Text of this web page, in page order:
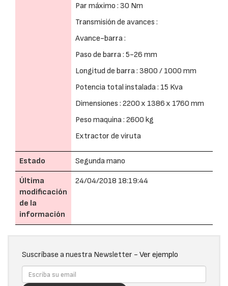
Par máximo : 30 Nm
Transmisión de avances :
Avance-barra :
Paso de barra : 5-26 mm
Longitud de barra : 3800 / 1000 mm
Potencia total instalada : 15 Kva
Dimensiones : 2200 x 1386 x 1760 mm
Peso maquina : 2600 kg
Extractor de viruta
Estado Segunda mano
Última
modificación
de la
información
24/04/2018 18:19:44
Suscríbase a nuestra Newsletter - Ver ejemplo